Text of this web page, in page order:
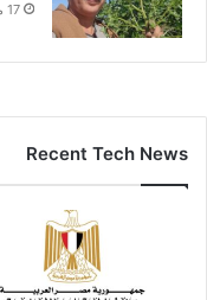
17 مايو، 2026
Recent Tech News